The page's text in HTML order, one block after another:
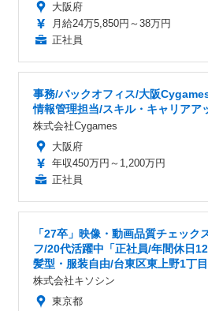
大阪府
月給24万5,850円～38万円
正社員
事務/バックオフィス/大阪
情報管理担当/スキル・キャリアア
株式会社Cygames
大阪府
年収450万円～1,200万円
正社員
「27卒」映像・動画品質チェック
フ/20代活躍中「正社員/年間休日
髪型・服装自由/台東区東上野1丁目
株式会社キソシン
東京都